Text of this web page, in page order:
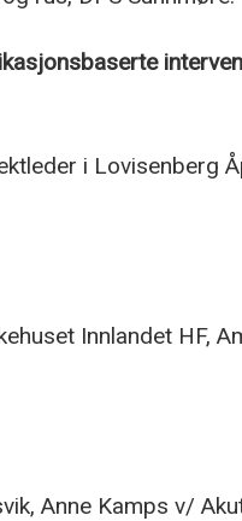
i Lovisenberg
Innlandet HF,
Anne Kamps v/